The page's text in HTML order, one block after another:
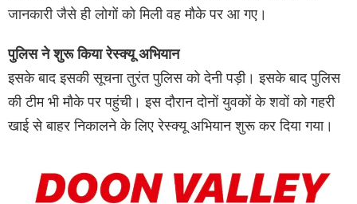
जानकारी जैसे ही लोगों को मिली वह मौके पर आ गए।
पुलिस ने शुरू किया रेस्क्यू अभियान
इसके बाद इसकी सूचना तुरंत पुलिस को देनी पड़ी। इसके बाद पुलिस
की टीम भी मौके पर पहुंची। इस दौरान दोनों युवकों के शवों को गहरी
खाई से बाहर निकालने के लिए रेस्क्यू अभियान शुरू कर दिया गया।